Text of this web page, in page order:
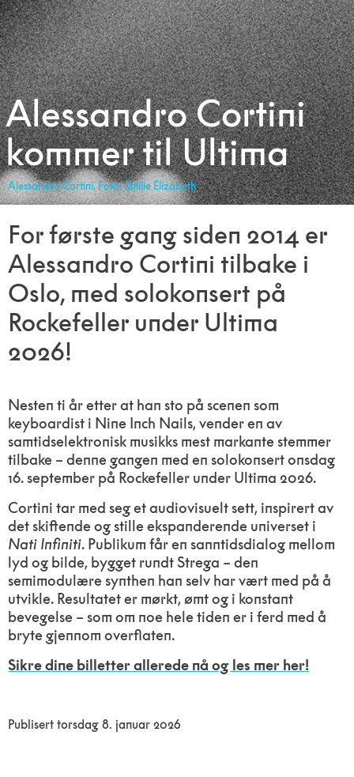
Alessandro Cortini
kommer til Ultima
Alessandro Cortini. Foto: Emilie Elizabeth
For første gang siden 2014 er
Alessandro Cortini tilbake i
Oslo, med solokonsert på
Rockefeller under Ultima
2026!
Nesten ti år etter at han sto på scenen som
keyboardist i Nine Inch Nails, vender en av
samtidselektronisk musikks mest markante stemmer
tilbake – denne gangen med en solokonsert onsdag
16. september på Rockefeller under Ultima 2026.
Cortini tar med seg et audiovisuelt sett, inspirert av
det skiftende og stille ekspanderende universet i
Nati Infiniti. Publikum får en sanntidsdialog mellom
lyd og bilde, bygget rundt Strega – den
semimodulære synthen han selv har vært med på å
utvikle. Resultatet er mørkt, ømt og i konstant
bevegelse – som om noe hele tiden er i ferd med å
bryte gjennom overflaten.
Sikre dine billetter allerede nå og les mer her!
Publisert torsdag 8. januar 2026